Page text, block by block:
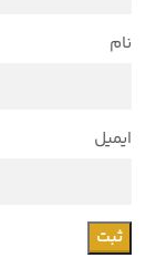
نام
ایمیل